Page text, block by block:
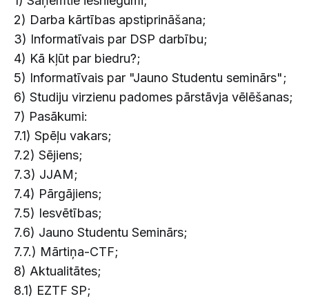
2) Darba kārtības apstiprināšana;
3) Informatīvais par DSP darbību;
4) Kā kļūt par biedru?;
5) Informatīvais par "Jauno Studentu seminārs";
6) Studiju virzienu padomes pārstāvja vēlēšanas;
7) Pasākumi:
7.1) Spēļu vakars;
7.2) Sējiens;
7.3) JJAM;
7.4) Pārgājiens;
7.5) Iesvētības;
7.6) Jauno Studentu Seminārs;
7.7.) Mārtiņa-CTF;
8) Aktualitātes;
8.1) EZTF SP;